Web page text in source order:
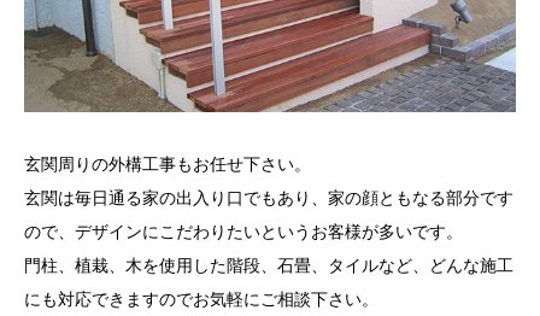
玄関周りの外構工事もお任せ下さい。
玄関は毎日通る家の出入り口でもあり、家の顔ともなる部分です
ので、デザインにこだわりたいというお客様が多いです。
門柱、植栽、木を使用した階段、石畳、タイルなど、どんな施工
にも対応できますのでお気軽にご相談下さい。